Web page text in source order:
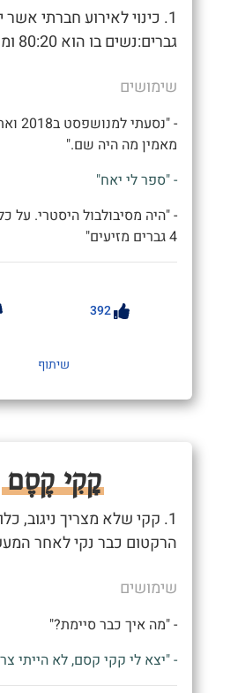
1. כינוי לאירוע חברתי אשר
גברים:נשים בו הוא 80:20 ומעלה.
שימושים
- "נסעתי
מאמין מה היה שם."
- "ספר לי יאח"
- "היה מסיבולבול היסטרי. על
4 גברים מזיעים"
392
שיתוף
קָקִי קֶסֶם
1. קקי שלא מצריך ניגוב,
הרקטום כבר נקי לאחר
שימושים
- "מה איך כבר סיימת?"
- "יצא לי קקי קסם, לא הייתי